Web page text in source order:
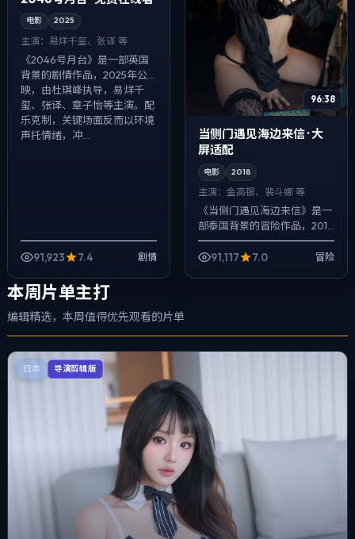
电影 2025
主演： 易烊千玺、张译 等
《2046号月台》是一部英国
背景的剧情作品，2025年公
映，由杜琪峰执导，易烊千
玺、张译、章子怡等主演。配
乐克制，关键场面反而以环境
声托情绪，冲...
91,923 7.4 剧情
96:38
当侧门遇见海边来信 · 大
屏适配
电影 2018
主演： 金高银、裴斗娜 等
《当侧门遇见海边来信》是一
部泰国背景的冒险作品，2018
年公映，由丹尼斯·维伦纽瓦执
导，金高银、裴斗娜、孔刘等
91,117 7.0 冒险
本周片单主打
编辑精选，本周值得优先观看的片单
日本 导演剪辑版